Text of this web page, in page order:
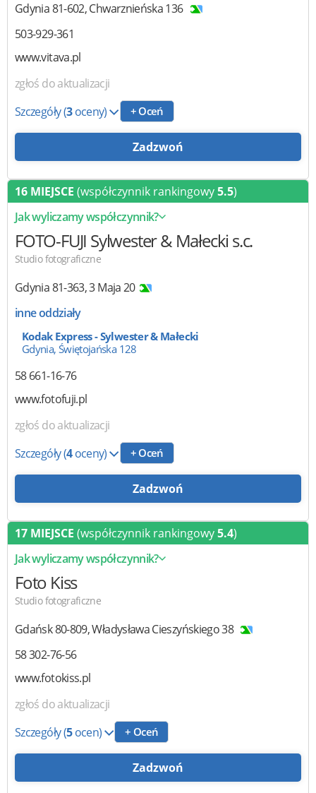
Gdynia81-602,Chwarznieńska 136
503-929-361
www.vitava.pl
zgłoś do aktualizacji
Szczegóły(3oceny) + Oceń
Zadzwoń
16 MIEJSCE (współczynnik rankingowy5.5)
Jak wyliczamy współczynnik?
FOTO-FUJI Sylwester & Małeckis.c.
Studio fotograficzne
Gdynia81-363,3 Maja 20
inne oddziały
Kodak Express - Sylwester & Małecki
Gdynia, Świętojańska 128
58 661-16-76
www.fotofuji.pl
zgłoś do aktualizacji
Szczegóły(4oceny) + Oceń
Zadzwoń
17 MIEJSCE (współczynnik rankingowy5.4)
Jak wyliczamy współczynnik?
Foto Kiss
Studio fotograficzne
Gdańsk80-809,Władysława Cieszyńskiego 38
58 302-76-56
www.fotokiss.pl
zgłoś do aktualizacji
Szczegóły(5ocen) + Oceń
Zadzwoń